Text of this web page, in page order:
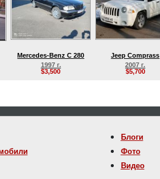
Mercedes-Benz C 280
1997 г.
$3,500
Jeep Comprass
2007 г.
$5,700
Блоги
Фото
Видео